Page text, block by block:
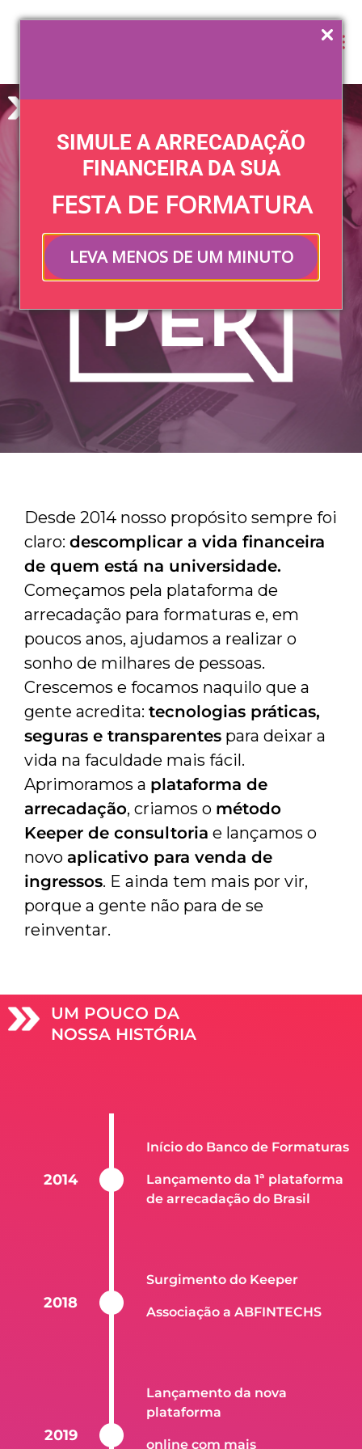
SIMULE A ARRECADAÇÃO
FINANCEIRA DA SUA
FESTA DE FORMATURA
LEVA MENOS DE UM MINUTO
SOBRE NÓS
Desde 2014 nosso propósito sempre foi
claro: descomplicar a vida financeira
de quem está na universidade.
Começamos pela plataforma de
arrecadação para formaturas e, em
poucos anos, ajudamos a realizar o
sonho de milhares de pessoas.
Crescemos e focamos naquilo que a
gente acredita: tecnologias práticas,
seguras e transparentes para deixar a
vida na faculdade mais fácil.
Aprimoramos a plataforma de
arrecadação, criamos o método
Keeper de consultoria e lançamos o
novo aplicativo para venda de
ingressos. E ainda tem mais por vir,
porque a gente não para de se
reinventar.
UM POUCO DA
NOSSA HISTÓRIA
2014
Início do Banco de Formaturas
Lançamento da 1ª plataforma
de arrecadação do Brasil
Surgimento do Keeper
Associação a ABFINTECHS
2018
2019
Lançamento da nova
plataforma
online com mais